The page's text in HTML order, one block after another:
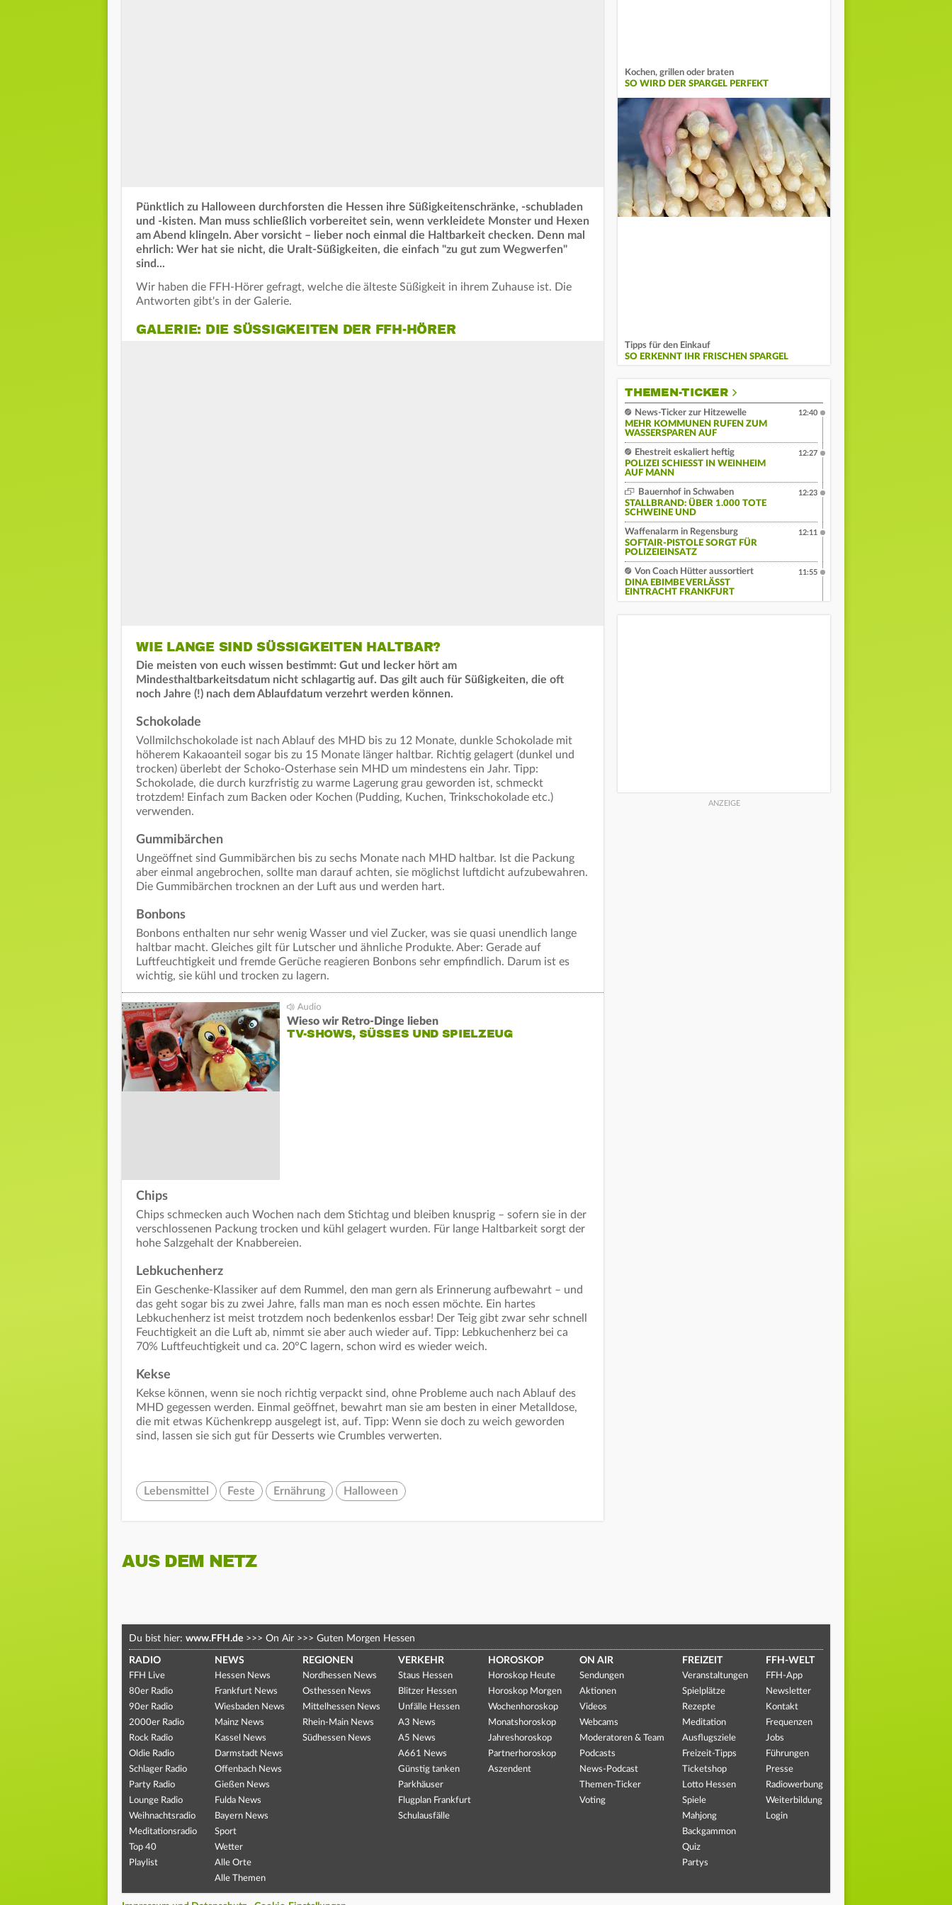
Pünktlich zu Halloween durchforsten die Hessen ihre Süßigkeitenschränke, -schubladen
und -kisten. Man muss schließlich vorbereitet sein, wenn verkleidete Monster und Hexen
am Abend klingeln. Aber vorsicht – lieber noch einmal die Haltbarkeit checken. Denn mal
ehrlich: Wer hat sie nicht, die Uralt-Süßigkeiten, die einfach "zu gut zum Wegwerfen"
sind...
Wir haben die FFH-Hörer gefragt, welche die älteste Süßigkeit in ihrem Zuhause ist. Die
Antworten gibt's in der Galerie.
GALERIE: DIE SÜSSIGKEITEN DER FFH-HÖRER
WIE LANGE SIND SÜSSIGKEITEN HALTBAR?
Die meisten von euch wissen bestimmt: Gut und lecker hört am
Mindesthaltbarkeitsdatum nicht schlagartig auf. Das gilt auch für Süßigkeiten, die oft
noch Jahre (!) nach dem Ablaufdatum verzehrt werden können.
Schokolade
Vollmilchschokolade ist nach Ablauf des MHD bis zu 12 Monate, dunkle Schokolade mit
höherem Kakaoanteil sogar bis zu 15 Monate länger haltbar. Richtig gelagert (dunkel und
trocken) überlebt der Schoko-Osterhase sein MHD um mindestens ein Jahr. Tipp:
Schokolade, die durch kurzfristig zu warme Lagerung grau geworden ist, schmeckt
trotzdem! Einfach zum Backen oder Kochen (Pudding, Kuchen, Trinkschokolade etc.)
verwenden.
Gummibärchen
Ungeöffnet sind Gummibärchen bis zu sechs Monate nach MHD haltbar. Ist die Packung
aber einmal angebrochen, sollte man darauf achten, sie möglichst luftdicht aufzubewahren.
Die Gummibärchen trocknen an der Luft aus und werden hart.
Bonbons
Bonbons enthalten nur sehr wenig Wasser und viel Zucker, was sie quasi unendlich lange
haltbar macht. Gleiches gilt für Lutscher und ähnliche Produkte. Aber: Gerade auf
Luftfeuchtigkeit und fremde Gerüche reagieren Bonbons sehr empfindlich. Darum ist es
wichtig, sie kühl und trocken zu lagern.
Wieso wir Retro-Dinge lieben
TV-SHOWS, SÜSSES UND SPIELZEUG
Chips
Chips schmecken auch Wochen nach dem Stichtag und bleiben knusprig – sofern sie in der
verschlossenen Packung trocken und kühl gelagert wurden. Für lange Haltbarkeit sorgt der
hohe Salzgehalt der Knabbereien.
Lebkuchenherz
Ein Geschenke-Klassiker auf dem Rummel, den man gern als Erinnerung aufbewahrt – und
das geht sogar bis zu zwei Jahre, falls man man es noch essen möchte. Ein hartes
Lebkuchenherz ist meist trotzdem noch bedenkenlos essbar! Der Teig gibt zwar sehr schnell
Feuchtigkeit an die Luft ab, nimmt sie aber auch wieder auf. Tipp: Lebkuchenherz bei ca
70% Luftfeuchtigkeit und ca. 20°C lagern, schon wird es wieder weich.
Kekse
Kekse können, wenn sie noch richtig verpackt sind, ohne Probleme auch nach Ablauf des
MHD gegessen werden. Einmal geöffnet, bewahrt man sie am besten in einer Metalldose,
die mit etwas Küchenkrepp ausgelegt ist, auf. Tipp: Wenn sie doch zu weich geworden
sind, lassen sie sich gut für Desserts wie Crumbles verwerten.
Lebensmittel Feste Ernährung Halloween
Kochen, grillen oder braten
SO WIRD DER SPARGEL PERFEKT
Tipps für den Einkauf
SO ERKENNT IHR FRISCHEN SPARGEL
THEMEN-TICKER
News-Ticker zur Hitzewelle
MEHR KOMMUNEN RUFEN ZUM
WASSERSPAREN AUF
12:40
Ehestreit eskaliert heftig
POLIZEI SCHIESST IN WEINHEIM A
UF MANN
12:27
Bauernhof in Schwaben
STALLBRAND: ÜBER 1.000 TOTE
SCHWEINE UND
12:23
Waffenalarm in Regensburg
SOFTAIR-PISTOLE SORGT FÜR
POLIZEIEINSATZ
12:11
Von Coach Hütter aussortiert
DINA EBIMBE VERLÄSST
EINTRACHT FRANKFURT
11:55
AUS DEM NETZ
Du bist hier: www.FFH.de >>> On Air >>> Guten Morgen Hessen
RADIO
FFH Live
80er Radio
90er Radio
2000er Radio
Rock Radio
Oldie Radio
Schlager Radio
Party Radio
Lounge Radio
Weihnachtsradio
Meditationsradio
Top 40
Playlist
NEWS
Hessen News
Frankfurt News
Wiesbaden News
Mainz News
Kassel News
Darmstadt News
Offenbach News
Gießen News
Fulda News
Bayern News
Sport
Wetter
Alle Orte
Alle Themen
REGIONEN
Nordhessen News
Osthessen News
Mittelhessen News
Rhein-Main News
Südhessen News
VERKEHR
Staus Hessen
Blitzer Hessen
Unfälle Hessen
A3 News
A5 News
A661 News
Günstig tanken
Parkhäuser
Flugplan Frankfurt
Schulausfälle
HOROSKOP
Horoskop Heute
Horoskop Morgen
Wochenhoroskop
Monatshoroskop
Jahreshoroskop
Partnerhoroskop
Aszendent
ON AIR
Sendungen
Aktionen
Videos
Webcams
Moderatoren & Team
Podcasts
News-Podcast
Themen-Ticker
Voting
FREIZEIT
Veranstaltungen
Spielplätze
Rezepte
Meditation
Ausflugsziele
Freizeit-Tipps
Ticketshop
Lotto Hessen
Spiele
Mahjong
Backgammon
Quiz
Partys
FFH-WELT
FFH-App
Newsletter
Kontakt
Frequenzen
Jobs
Führungen
Presse
Radiowerbung
Weiterbildung
Login